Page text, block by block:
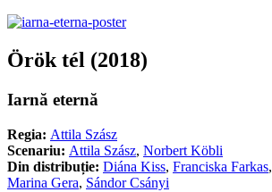
Örök tél (2018)
Iarnă eternă
Regia: Attila Szász
Scenariu: Attila Szász, Norbert Köbli
Din distribuție: Diána Kiss, Franciska Farkas,
Marina Gera, Sándor Csányi